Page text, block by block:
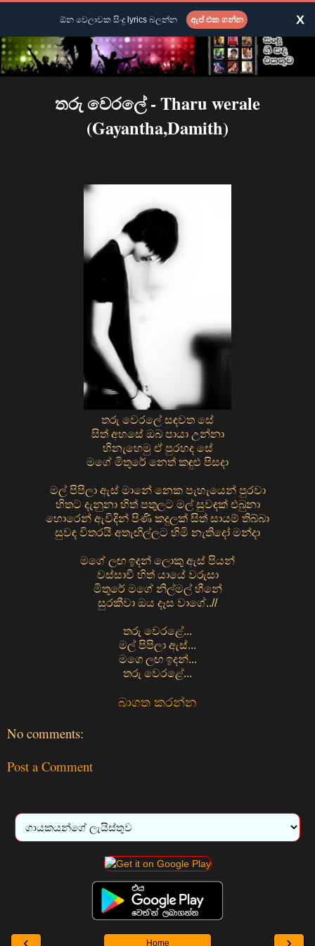
තරු වෙරලේ - Tharu werale
(Gayantha,Damith)
තරු වෙරලේ සඳවත සේ
සිත් අහසේ ඔබ පායා උන්නා
හිනැහෙමු ඒ පුරහද සේ
මගේ මිතුරේ නෙත් කඳුළු පිසදා
මල් පිපිලා ඇස් මානේ නෙක පැහැයෙන් පුරවා
හිතට දැනුනා හිත් පතුලට මල් සුවඳක් එබුනා
හොරෙන් ඇවිදින් පිණි කදුලක් සිත් සායම් තිබ්බා
සුවඳ විතරයි අතැඟිල්ලට හිමි නැතිදෝ මන්දා
මගේ ලඟ ඉදන් ලොකු ඇස් පියන්
වස්සාවී හිත් යායේ වරුසා
මිතුරේ මගේ නිල්මල් හීනේ
සුරකීවා ඔය දෑස වාගේ..//
තරු වෙරළේ...
මල් පිපිලා ඇස්...
මගෙ ලඟ ඉදන්...
තරු වෙරළේ...
බාගත කරන්න
No comments:
Post a Comment
‹ ›
Home
ඕන වෙලාවක සිංදු lyrics බලන්න ඇප් එක ගන්න X